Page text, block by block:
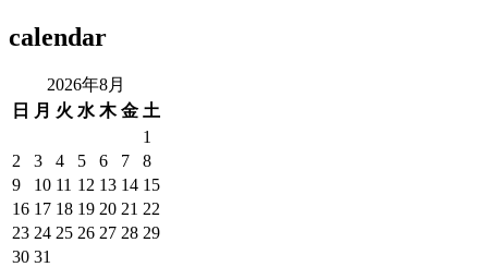
calendar
2026年8月
日
月 火 水 木 金 土
1
2
3 4 5 6 7
8
9
10 11 12 13 14 15
16 17 18 19 20 21 22
23 24 25 26 27 28 29
30 31